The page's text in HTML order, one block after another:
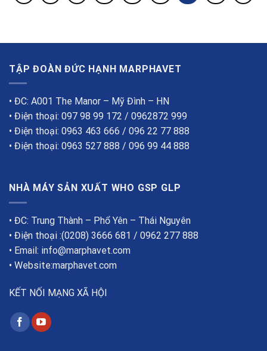
TẬP ĐOÀN ĐỨC HẠNH MARPHAVET
• ĐC: A001 The Manor – Mỹ Đình – HN
• Điện thoại: 097 98 99 172 / 0962872 999
• Điện thoại: 0963 463 666 / 096 22 77 888
• Điện thoại: 0963 527 888 / 096 99 44 888
NHÀ MÁY SẢN XUẤT WHO GSP GLP
• ĐC: Trung Thành – Phổ Yên – Thái Nguyên
• Điện thoại :(0208) 3666 681 / 0962 277 888
• Email: info@marphavet.com
• Website:marphavet.com
KẾT NỐI MẠNG XÃ HỘI